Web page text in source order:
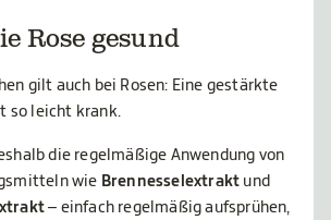
Rose gesund
gilt auch bei Rosen: Eine gestärkte
so leicht krank.
die regelmäßige Anwendung von
wie Brennesselextrakt und
– einfach regelmäßig aufsprühen,